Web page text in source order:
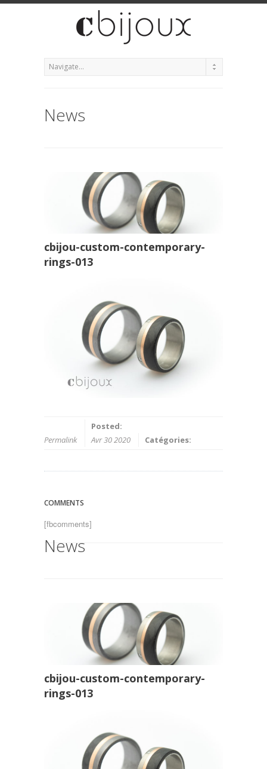
News
cbijou-custom-contemporary-
rings-013
Permalink
Posted:
Avr 30 2020
Catégories:
COMMENTS
[fbcomments]
News
cbijou-custom-contemporary-
rings-013